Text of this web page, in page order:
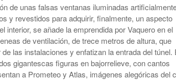
de unas falsas ventanas iluminadas
y revestidos para adquirir, finalmente, un aspecto
interior, se añade la emprendida por Vaquero en el
de ventilación, de trece metros de altura, que
las instalaciones y enfatizan la entrada del túnel.
gigantescas figuras en bajorrelieve, con cantos
a Prometeo y Atlas, imágenes alegóricas del